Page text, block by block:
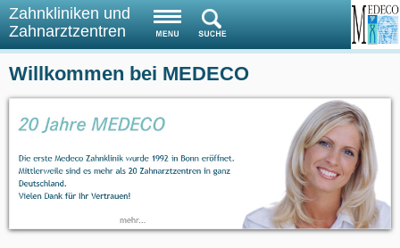
Zahnkliniken und
Zahnarztzentren
Willkommen bei MEDECO